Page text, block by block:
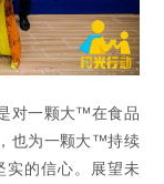
对一颗大™在食品
也为一颗大™持续
实的信心。展望未